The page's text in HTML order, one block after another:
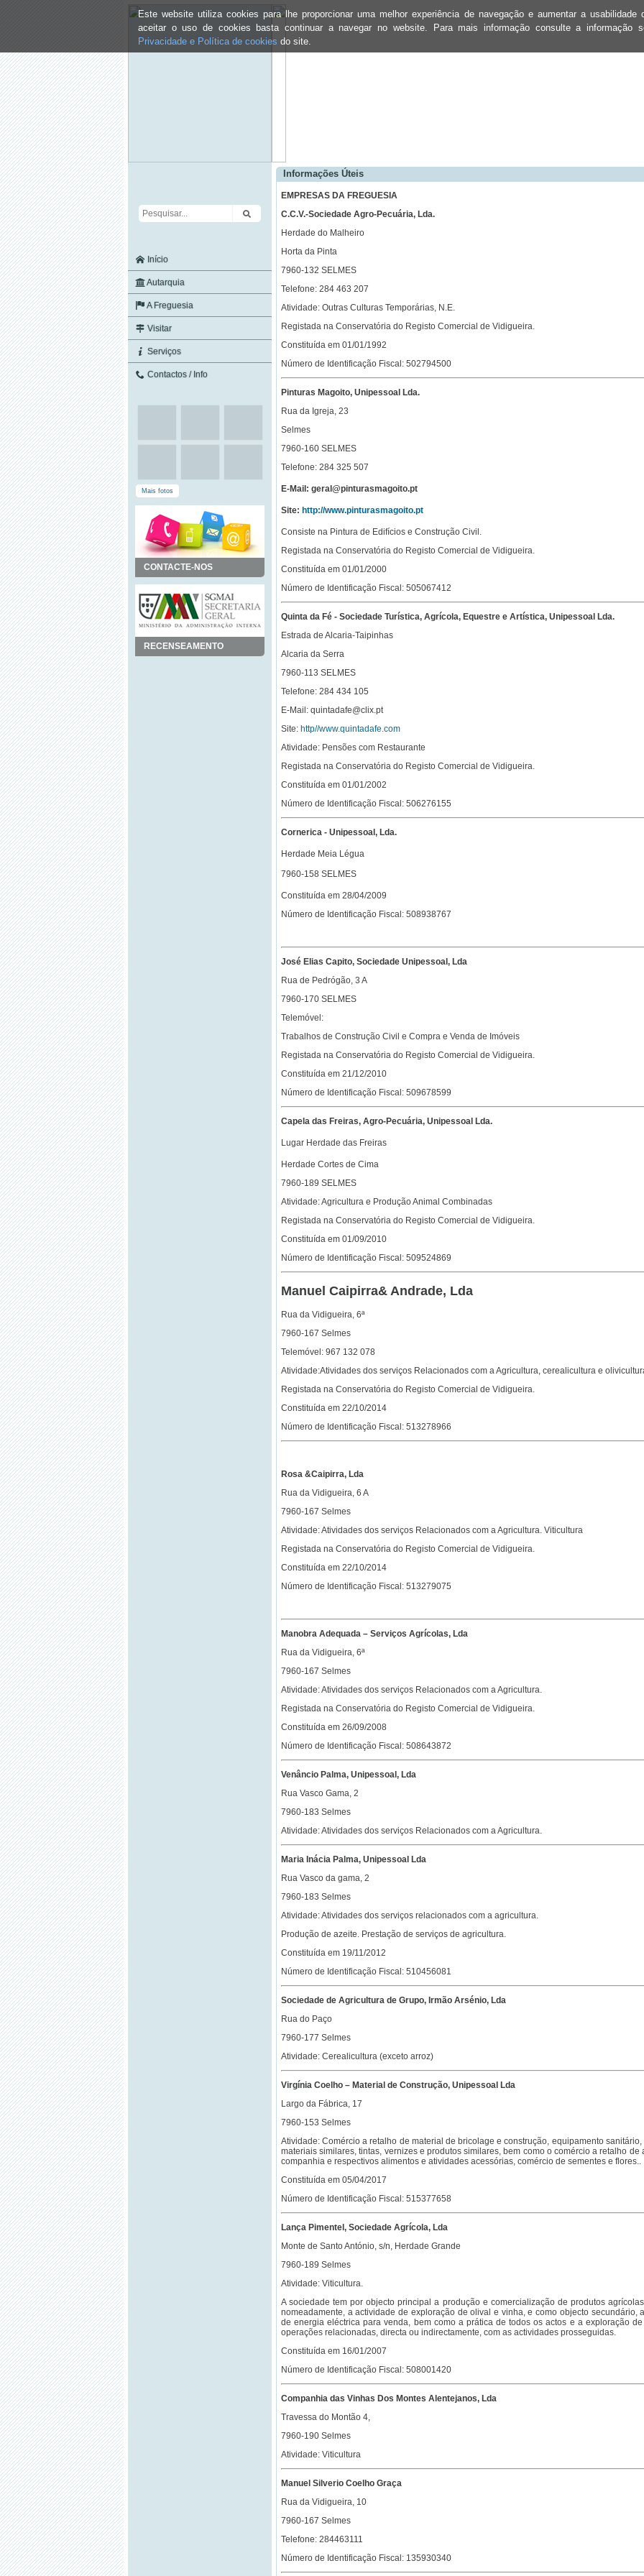
Este website utiliza cookies para lhe proporcionar uma melhor experiência de navegação e aumentar a usabilidade
aceitar o uso de cookies basta continuar a navegar no website. Para mais informação consulte a informação
Privacidade e Política de cookies do site.
Início
Autarquia
A Freguesia
Visitar
Serviços
Contactos / Info
Mais fotos
CONTACTE-NOS
RECENSEAMENTO
Informações Úteis
EMPRESAS DA FREGUESIA
C.C.V.-Sociedade Agro-Pecuária, Lda.
Herdade do Malheiro
Horta da Pinta
7960-132 SELMES
Telefone: 284 463 207
Atividade: Outras Culturas Temporárias, N.E.
Registada na Conservatória do Registo Comercial de Vidigueira.
Constituída em 01/01/1992
Número de Identificação Fiscal: 502794500
Pinturas Magoito, Unipessoal Lda.
Rua da Igreja, 23
Selmes
7960-160 SELMES
Telefone: 284 325 507
E-Mail: geral@pinturasmagoito.pt
Site: http://www.pinturasmagoito.pt
Consiste na Pintura de Edifícios e Construção Civil.
Registada na Conservatória do Registo Comercial de Vidigueira.
Constituída em 01/01/2000
Número de Identificação Fiscal: 505067412
Quinta da Fé - Sociedade Turística, Agrícola, Equestre e Artística, Unipessoal Lda.
Estrada de Alcaria-Taipinhas
Alcaria da Serra
7960-113 SELMES
Telefone: 284 434 105
E-Mail: quintadafe@clix.pt
Site: http//www.quintadafe.com
Atividade: Pensões com Restaurante
Registada na Conservatória do Registo Comercial de Vidigueira.
Constituída em 01/01/2002
Número de Identificação Fiscal: 506276155
Cornerica - Unipessoal, Lda.
Herdade Meia Légua
7960-158 SELMES
Constituída em 28/04/2009
Número de Identificação Fiscal: 508938767
José Elias Capito, Sociedade Unipessoal, Lda
Rua de Pedrógão, 3 A
7960-170 SELMES
Telemóvel:
Trabalhos de Construção Civil e Compra e Venda de Imóveis
Registada na Conservatória do Registo Comercial de Vidigueira.
Constituída em 21/12/2010
Número de Identificação Fiscal: 509678599
Capela das Freiras, Agro-Pecuária, Unipessoal Lda.
Lugar Herdade das Freiras
Herdade Cortes de Cima
7960-189 SELMES
Atividade: Agricultura e Produção Animal Combinadas
Registada na Conservatória do Registo Comercial de Vidigueira.
Constituída em 01/09/2010
Número de Identificação Fiscal: 509524869
Manuel Caipirra& Andrade, Lda
Rua da Vidigueira, 6ª
7960-167 Selmes
Telemóvel: 967 132 078
Atividade:Atividades dos serviços Relacionados com a Agricultura, cerealicultura e
Registada na Conservatória do Registo Comercial de Vidigueira.
Constituída em 22/10/2014
Número de Identificação Fiscal: 513278966
Rosa &Caipirra, Lda
Rua da Vidigueira, 6 A
7960-167 Selmes
Atividade: Atividades dos serviços Relacionados com a Agricultura. Viticultura
Registada na Conservatória do Registo Comercial de Vidigueira.
Constituída em 22/10/2014
Número de Identificação Fiscal: 513279075
Manobra Adequada – Serviços Agrícolas, Lda
Rua da Vidigueira, 6ª
7960-167 Selmes
Atividade: Atividades dos serviços Relacionados com a Agricultura.
Registada na Conservatória do Registo Comercial de Vidigueira.
Constituída em 26/09/2008
Número de Identificação Fiscal: 508643872
Venâncio Palma, Unipessoal, Lda
Rua Vasco Gama, 2
7960-183 Selmes
Atividade: Atividades dos serviços Relacionados com a Agricultura.
Maria Inácia Palma, Unipessoal Lda
Rua Vasco da gama, 2
7960-183 Selmes
Atividade: Atividades dos serviços relacionados com a agricultura.
Produção de azeite. Prestação de serviços de agricultura.
Constituída em 19/11/2012
Número de Identificação Fiscal: 510456081
Sociedade de Agricultura de Grupo, Irmão Arsénio, Lda
Rua do Paço
7960-177 Selmes
Atividade: Cerealicultura (exceto arroz)
Virgínia Coelho – Material de Construção, Unipessoal Lda
Largo da Fábrica, 17
7960-153 Selmes
Atividade: Comércio a retalho de material de bricolage e construção, equipamento
materiais similares, tintas, vernizes e produtos similares, bem como o comércio a retalho de
companhia e respectivos alimentos e atividades acessórias, comércio de sementes e flores..
Constituída em 05/04/2017
Número de Identificação Fiscal: 515377658
Lança Pimentel, Sociedade Agrícola, Lda
Monte de Santo António, s/n, Herdade Grande
7960-189 Selmes
Atividade: Viticultura.
A sociedade tem por objecto principal a produção e comercialização de produtos
nomeadamente, a actividade de exploração de olival e vinha, e como objecto secundário,
de energia eléctrica para venda, bem como a prática de todos os actos e a exploração
operações relacionadas, directa ou indirectamente, com as actividades prosseguidas.
Constituída em 16/01/2007
Número de Identificação Fiscal: 508001420
Companhia das Vinhas Dos Montes Alentejanos, Lda
Travessa do Montão 4,
7960-190 Selmes
Atividade: Viticultura
Manuel Silverio Coelho Graça
Rua da Vidigueira, 10
7960-167 Selmes
Telefone: 284463111
Número de Identificação Fiscal: 135930340